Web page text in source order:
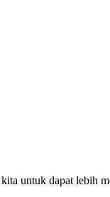
untuk dapat